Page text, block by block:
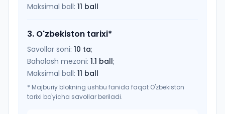
Maksimal ball: 11 ball
3. O'zbekiston tarixi*
Savollar soni: 10 ta;
Baholash mezoni: 1.1 ball;
Maksimal ball: 11 ball
* Majburiy blokning ushbu fanida faqat O'zbekiston
tarixi bo'yicha savollar beriladi.